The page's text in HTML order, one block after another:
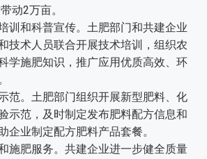
动2万亩。
和科普宣传。土肥部门和共建企业
技术人员联合开展技术培训，组织农
学施肥知识，推广应用优质高效、环
。土肥部门组织开展新型肥料、化
示范，及时制定发布肥料配方信息和
企业制定配方肥料产品套餐。
肥服务。共建企业进一步健全质量